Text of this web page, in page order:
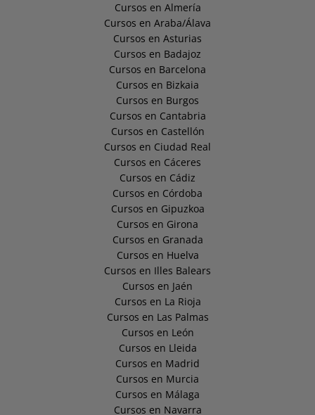
Cursos en Almería
Cursos en Araba/Álava
Cursos en Asturias
Cursos en Badajoz
Cursos en Barcelona
Cursos en Bizkaia
Cursos en Burgos
Cursos en Cantabria
Cursos en Castellón
Cursos en Ciudad Real
Cursos en Cáceres
Cursos en Cádiz
Cursos en Córdoba
Cursos en Gipuzkoa
Cursos en Girona
Cursos en Granada
Cursos en Huelva
Cursos en Illes Balears
Cursos en Jaén
Cursos en La Rioja
Cursos en Las Palmas
Cursos en León
Cursos en Lleida
Cursos en Madrid
Cursos en Murcia
Cursos en Málaga
Cursos en Navarra